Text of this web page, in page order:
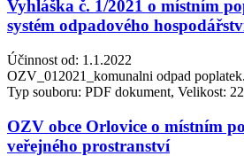
Vyhláška č. 1/2021 o místním
systém odpadového
Účinnost od: 1.1.2022
OZV_012021_komunalni odpad
Typ souboru: PDF dokument, Velikost:
OZV obce Orlovice o místním
veřejného prostranství